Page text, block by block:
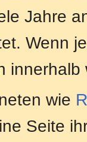
Jahre
Wenn
wie
Seite